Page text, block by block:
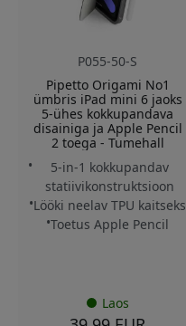
P055-50-S
Pipetto Origami No1
ümbris iPad mini 6 jaoks
5-ühes kokkupandava
disainiga ja Apple Pencil
2 toega - Tumehall
5-in-1 kokkupandav
statiivikonstruktsioon
Lööki neelav TPU kaitseks
Toetus Apple Pencil
Laos